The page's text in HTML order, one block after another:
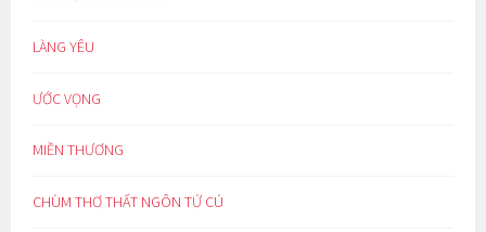
LÀNG YÊU
ƯỚC VỌNG
MIỀN THƯƠNG
CHÙM THƠ THẤT NGÔN TỨ CÚ